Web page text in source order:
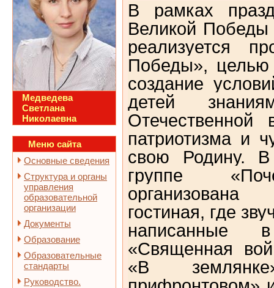
Медведева
Светлана
Николаевна
Меню сайта
Основные сведения
Структура и органы
управления
образовательной
организации
Документы
Образование
Образовательные
стандарты
Руководство.
В рамках
Великой Победы
реализуется
Победы», целью
создание
детей
Отечественной
патриотизма и
свою Родину. В
группе
гостиная, где
написанные
«Священная
«В